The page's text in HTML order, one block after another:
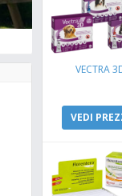
VECTRA
VEDI